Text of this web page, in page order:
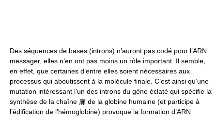
Des séquences de bases (introns) n’auront pas codé pour l’ARN
messager, elles n’en ont pas moins un rôle important. Il semble,
en effet, que certaines d’entre elles soient nécessaires aux
processus qui aboutissent à la molécule finale. C’est ainsi qu’une
mutation intéressant l’un des introns du gène éclaté qui spécifie la
synthèse de la chaîne 廓 de la globine humaine (et participe à
l’édification de l’hémoglobine) provoque la formation d’ARN